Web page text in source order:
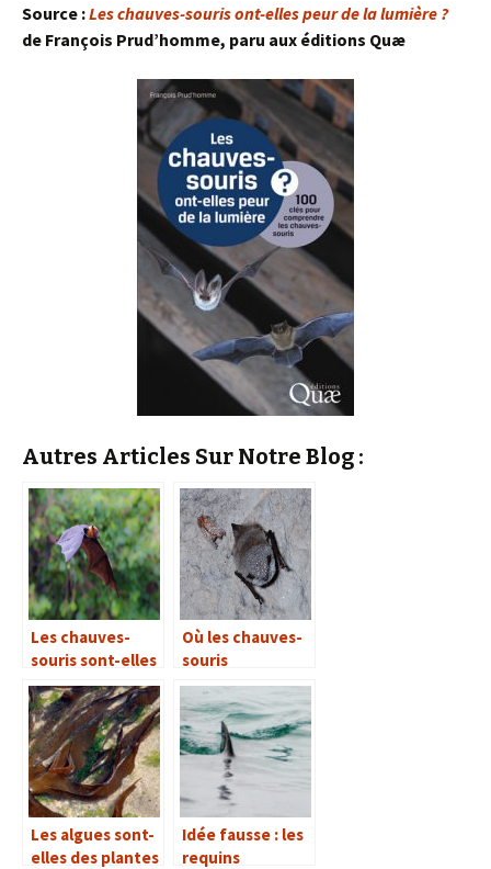
Source :Les chauves-souris ont-elles peur de la lumière ?
de François Prud’homme, paru aux éditions Quæ
Autres Articles Sur Notre Blog :
Les chauves-
souris sont-elles
des souris
chauves ?
Où les chauves-
souris
hibernent-elles ?
Les algues sont-
elles des plantes
Idée fausse : les
requins